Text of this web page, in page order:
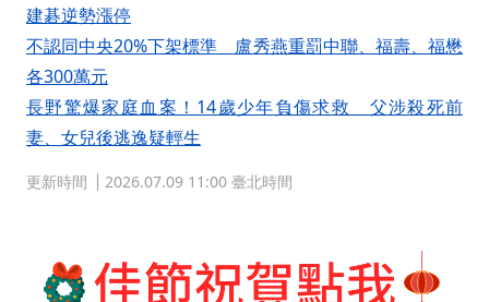
建碁逆勢漲停
不認同中央20%下架標準 盧秀燕重罰中聯、福壽、福懋
各300萬元
長野驚爆家庭血案！14歲少年負傷求救 父涉殺死前
妻、女兒後逃逸疑輕生
更新時間 2026.07.09 11:00 臺北時間